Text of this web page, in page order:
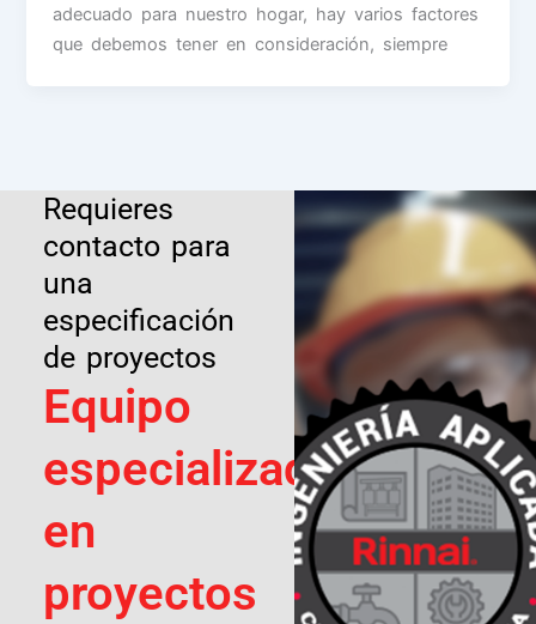
adecuado para nuestro hogar, hay varios factores
que debemos tener en consideración, siempre
Requieres
contacto para
una
especificación
de proyectos
Equipo
especializado
en
proyectos